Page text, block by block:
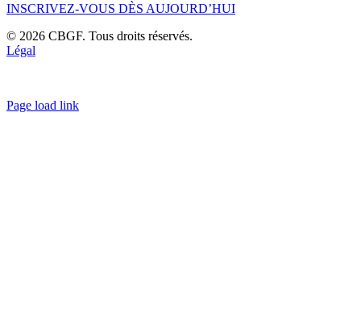
INSCRIVEZ-VOUS DÈS AUJOURD’HUI
© 2026 CBGF. Tous droits réservés.
Légal
Page load link